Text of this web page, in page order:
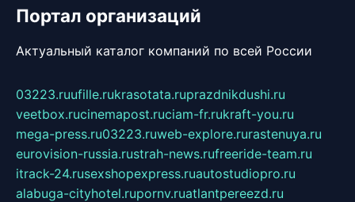
Портал организаций
Актуальный каталог компаний по всей России
03223.ruufille.rukrasotata.ruprazdnikdushi.ru
veetbox.rucinemapost.ruciam-fr.rukraft-you.ru
mega-press.ru03223.ruweb-explore.rurastenuya.ru
eurovision-russia.rustrah-news.rufreeride-team.ru
itrack-24.rusexshopexpress.ruautostudiopro.ru
alabuga-cityhotel.rupornv.ruatlantpereezd.ru